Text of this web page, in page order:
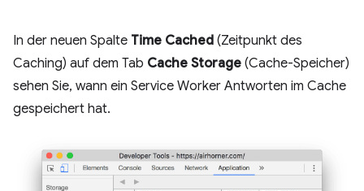
In der neuen Spalte Time Cached (Zeitpunkt des
Caching) auf dem Tab Cache Storage (Cache-Speicher)
sehen Sie, wann ein Service Worker Antworten im Cache
gespeichert hat.